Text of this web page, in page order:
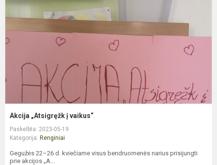
Akcija „Atsigręžk į vaikus“
Paskelbta: 2023-05-19
Kategorija: Renginiai
Gegužės 22–26 d. kviečiame visus bendruomenės narius prisijungti
prie akcijos „A...